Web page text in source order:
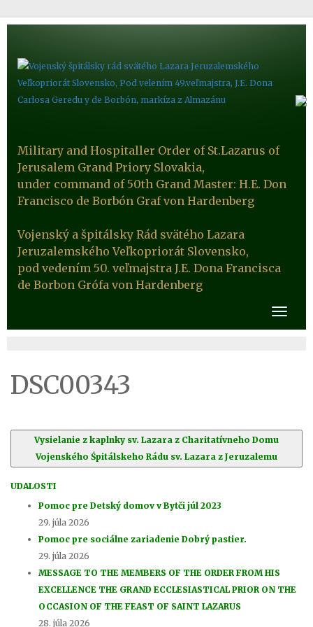
Military and Hospitaller Order of St.Lazarus of
Jerusalem Grand Priory Slovakia,
under command of 50th Grand Master: H.E. Don
Francisco de Borbón Graf von Hardenberg
Vojenský a špitálsky Rád svätého Lazara
Jeruzalemského Veľkopriorát Slovensko,
pod vedením 50. veľmajstra J.E. Dona Francisca
de Borbon Grófa von Hardenberg
DSC00343
Vysielanie z kaplnky sv. Lazara z Charitatívneho Domu
Vojenského Śpitálskeho Rádu sv. Lazara z Jeruzalemu
UDALOSTI
Pomoc pre Detský domov v Bytči júl 2023
29. júla 2026
Pomoc pre sociálne zariadenie Dobrý pastier.
29. júla 2026
MESSAGE TO THE MEMBERS OF THE ORDER FROM HIS
EXCELLENCE THE GRAND ECCLESIASTICAL PRIOR ON THE
OCCASION OF THE FEAST OF SAINT LAZARUS
28. júla 2026